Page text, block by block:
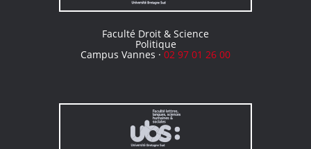
Faculté Droit & Science
Politique
Campus Vannes ·02 97 01 26 00